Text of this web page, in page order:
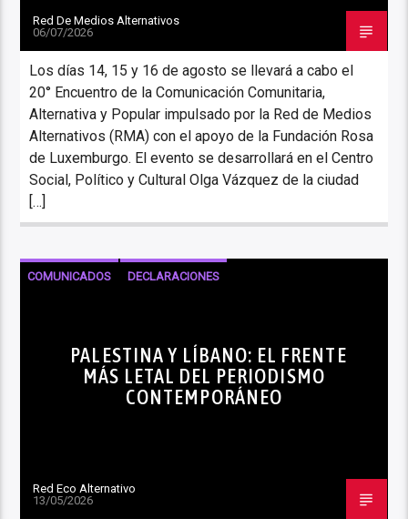
Red De Medios Alternativos
06/07/2026
Los días 14, 15 y 16 de agosto se llevará a cabo el
20° Encuentro de la Comunicación Comunitaria,
Alternativa y Popular impulsado por la Red de Medios
Alternativos (RMA) con el apoyo de la Fundación Rosa
de Luxemburgo. El evento se desarrollará en el Centro
Social, Político y Cultural Olga Vázquez de la ciudad
[…]
COMUNICADOS DECLARACIONES
PALESTINA Y LÍBANO: EL FRENTE
MÁS LETAL DEL PERIODISMO
CONTEMPORÁNEO
Red Eco Alternativo
13/05/2026